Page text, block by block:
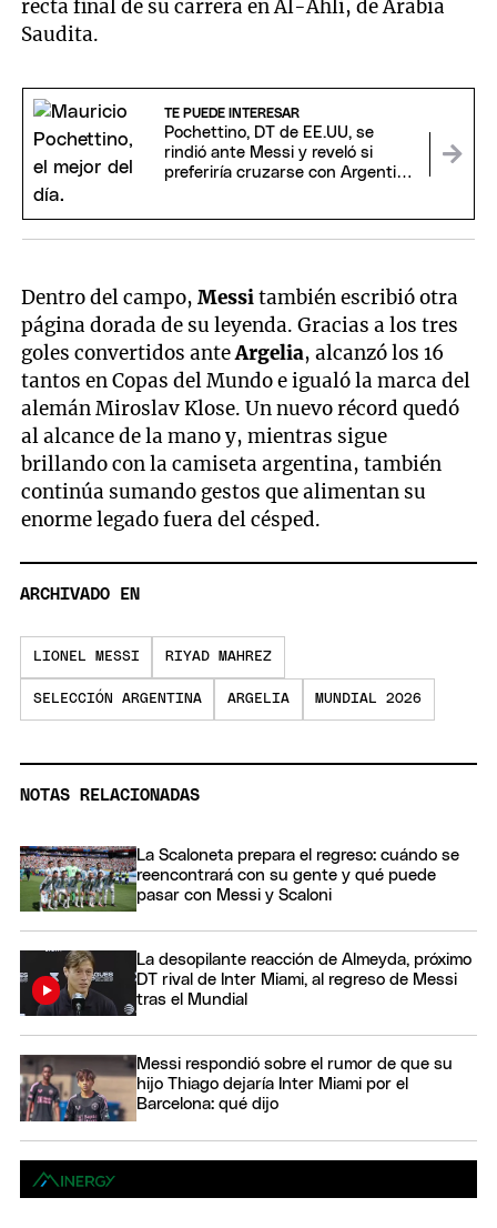
recta final de su carrera en Al-Ahli, de Arabia
Saudita.
TE PUEDE INTERESAR
Pochettino, DT de EE.UU, se
rindió ante Messi y reveló si
preferiría cruzarse con Argentina
Dentro del campo,Messitambién escribió otra
página dorada de su leyenda. Gracias a los tres
goles convertidos anteArgelia, alcanzó los 16
tantos en Copas del Mundo e igualó la marca del
alemán Miroslav Klose. Un nuevo récord quedó
al alcance de la mano y, mientras sigue
brillando con la camiseta argentina, también
continúa sumando gestos que alimentan su
enorme legado fuera del césped.
ARCHIVADO EN
LIONEL MESSI RIYAD MAHREZ
SELECCIÓN ARGENTINA ARGELIA MUNDIAL 2026
NOTAS RELACIONADAS
La Scaloneta prepara el regreso: cuándo se
reencontrará con su gente y qué puede
pasar con Messi y Scaloni
La desopilante reacción de Almeyda, próximo
DT rival de Inter Miami, al regreso de Messi
tras el Mundial
Messi respondió sobre el rumor de que su
hijo Thiago dejaría Inter Miami por el
Barcelona: qué dijo